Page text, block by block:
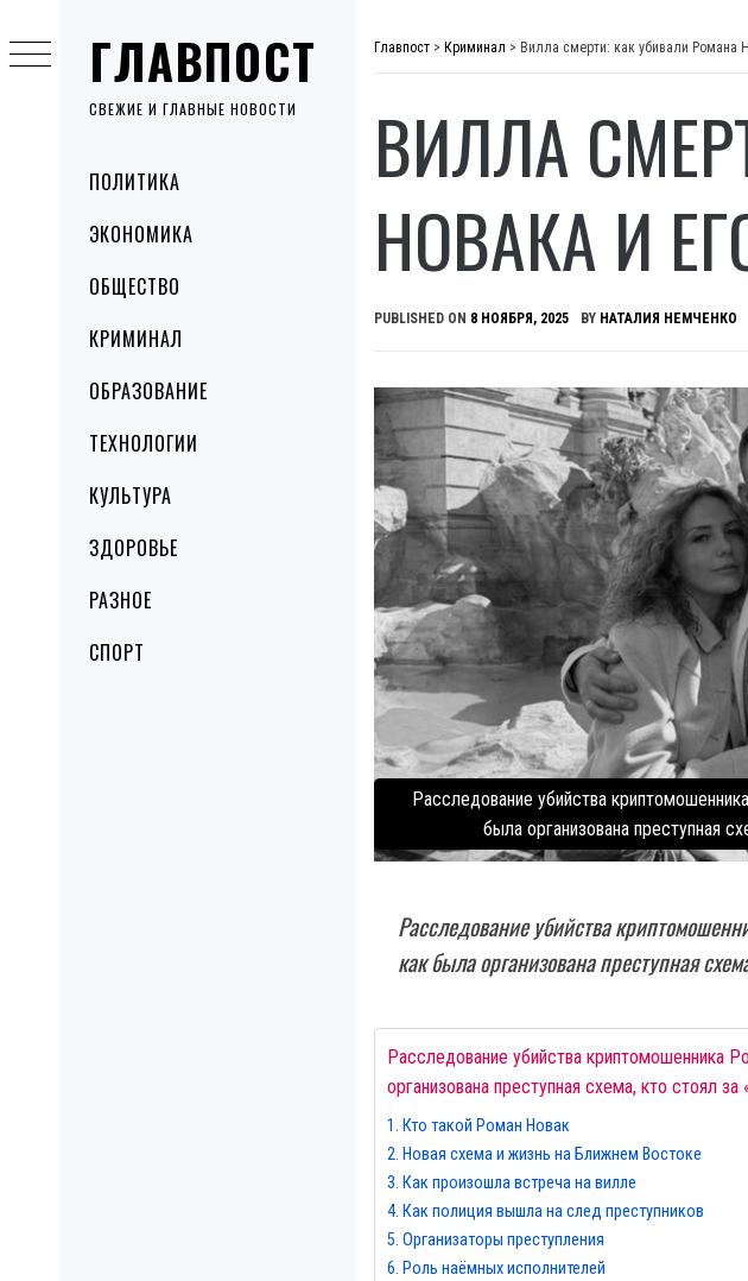
ГЛАВПОСТ
СВЕЖИЕ И ГЛАВНЫЕ НОВОСТИ
MenuПОЛИТИКА
ЭКОНОМИКА
ОБЩЕСТВО
КРИМИНАЛ
ОБРАЗОВАНИЕ
ТЕХНОЛОГИИ
КУЛЬТУРА
ЗДОРОВЬЕ
РАЗНОЕ
СПОРТ
to
content
Главпост > Криминал > Вилла смерти: как убивали Романа
ВИЛЛА
НОВАКА И
PUBLISHED ON 8 НОЯБРЯ, 2025 BY НАТАЛИЯ НЕМЧЕНКО
Расследование убийства
была организована преступная
Расследование убийства
как была организована преступная
Расследование убийства криптомошенника
организована преступная схема, кто стоял за
Кто такой Роман Новак
Новая схема и жизнь на Ближнем Востоке
Как произошла встреча на вилле
Как полиция вышла на след преступников
Организаторы преступления
Роль наёмных исполнителей